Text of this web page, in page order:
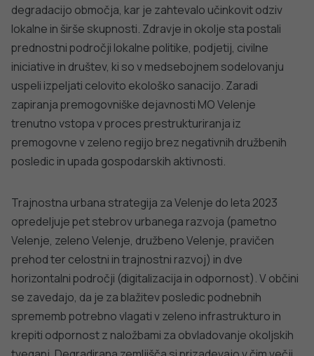
Sorodni članki
VSE IZ TEMATIKE
MEDIJI
Do dobre energije brez energijskih
pijač
PODROBNO
MEDIJI
PODROBNO
Za dobro javno zdravje